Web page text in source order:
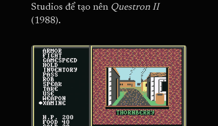
Studios để tạo nênQuestron II
(1988).